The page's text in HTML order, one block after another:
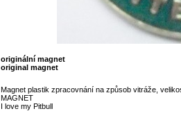
originální magnet
original magnet
Magnet plastik zpracovnání na způsob vitráže,
MAGNET
I love my Pitbull